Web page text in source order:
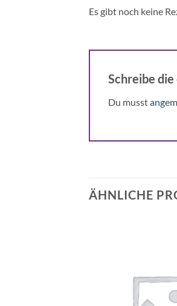
Es gibt noch keine
Schreibe
Du musst
ÄHNLICHE